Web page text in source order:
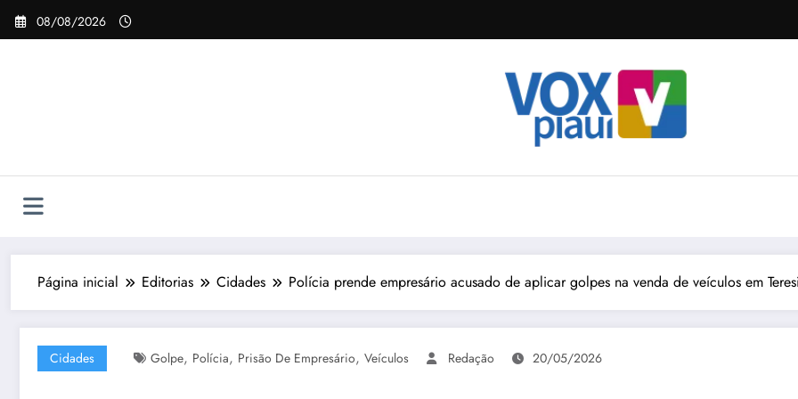
Pular
para
08/08/2026
Página inicial Editorias Cidades Polícia prende empresário acusado de aplicar golpes na venda de veículos em
Cidades Golpe, Polícia, Prisão De Empresário, Veículos Redação 20/05/2026